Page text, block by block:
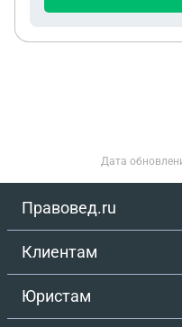
Дата
Правовед.ru
Клиентам
Юристам